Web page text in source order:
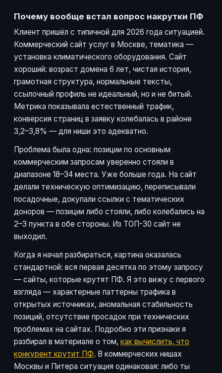
Почему вообще встал вопрос накрутки ПФ
Клиент пришёл с типичной для 2026 года ситуацией.
Коммерческий сайт услуг в Москве, тематика —
установка климатического оборудования. Сайт
хороший: возраст домена 6 лет, чистая история,
грамотная структура, нормальные тексты,
ссылочный профиль не идеальный, но и не битый.
Метрика показывала естественный трафик,
конверсия страниц в заявку колебалась в районе
3,2–3,8% — для ниши это адекватно.
Проблема была одна: позиции по основным
коммерческим запросам уверенно стояли в
диапазоне 18–34 места. Уже больше года. На сайт
делали техническую оптимизацию, переписывали
посадочные, докупали ссылки с тематических
доноров — позиции либо стояли, либо колебались на
2–3 пункта в обе стороны. Из ТОП-30 сайт не
выходил.
Когда я начал разбираться, картина оказалась
стандартной: вся первая десятка по этому запросу
— сайты, которые крутят ПФ. Я это вижу с первого
взгляда — характерные паттерны трафика в
открытых источниках, аномальная стабильность
позиций, отсутствие просадок при технических
проблемах на сайтах. Подробно эти признаки я
разбирал в материале о том, как вычислить, что
конкурент крутит ПФ. В коммерческих нишах
Москвы и Питера ситуация одинаковая: либо ты